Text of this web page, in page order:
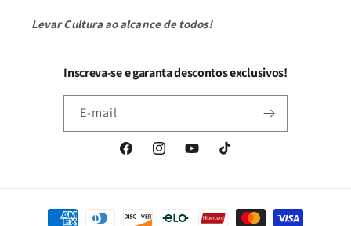
Levar Cultura ao alcance de todos!
Inscreva-se e garanta descontos exclusivos!
E-mail
FacebookInstagramYouTubeTikTok
Formas